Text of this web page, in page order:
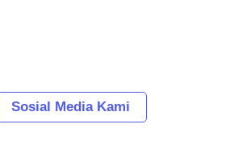
Sosial Media Kami